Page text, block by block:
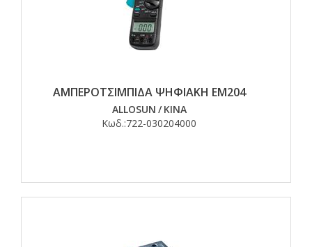
ΑΜΠΕΡΟΤΣΙΜΠΙΔΑ ΨΗΦΙΑΚΗ ΕΜ204
ALLOSUN / ΚΙΝΑ
Κωδ.:722-030204000